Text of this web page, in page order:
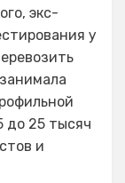
экс-
у
до 25 тысяч
и